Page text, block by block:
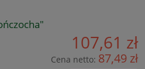
107,61 zł
Cena netto: 87,49 zł